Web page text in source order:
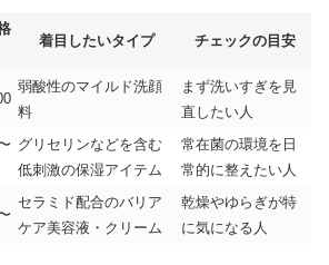
着目したいタイプ チェックの目安
弱酸性のマイルド洗顔
料
まず洗いすぎを見
直したい人
グリセリンなどを含む
低刺激の保湿アイテム
常在菌の環境を日
常的に整えたい人
セラミド配合のバリア
ケア美容液・クリーム
乾燥やゆらぎが特
に気になる人